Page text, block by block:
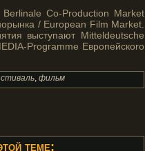
Co-Production Market
/ European Film Market.
выступают Mitteldeutsche
Programme Европейского
, фильм
теме: